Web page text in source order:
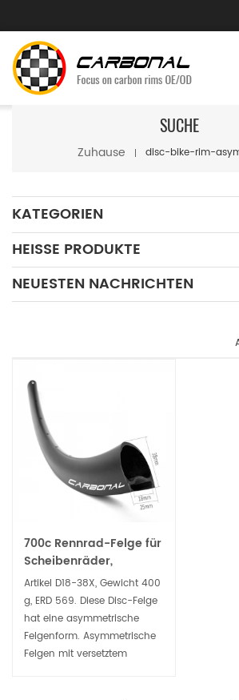
SUCHE
Zuhause disc-bike-rim-
KATEGORIEN
HEISSE PRODUKTE
NEUESTEN NACHRICHTEN
700c Rennrad-Felge für
Scheibenräder,
asymmetrisch, 2,5 mm
Versatz, für Drahtreifen,
schlauchlos bereit
Artikel D18-38X, Gewicht 400
g, ERD 569. Diese Disc-Felge
hat eine asymmetrische
Felgenform. Asymmetrische
Felgen mit versetztem